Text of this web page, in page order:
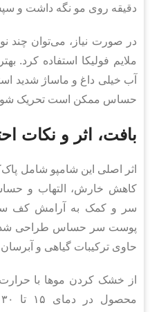
دقیقه روی مو نگه داشت و
در صورت نیاز، می‌توان چند
ملایم فولیکا استفاده کرد.
آب خیلی داغ و ماساژ شدید
حساس ممکن است تحریک
بافت، اثر و نکات
اثر اصلی این شامپو شامل
کاهش خارش، التهاب و
سر و کمک به آرامش کف
پوست سر حساس طراحی شده
حاوی ترکیبات گیاهی و
از خشک کردن موها با